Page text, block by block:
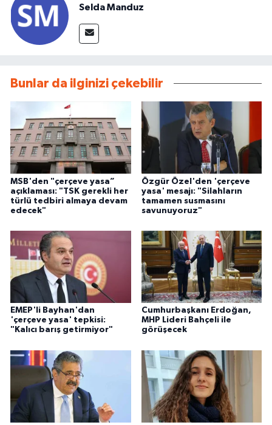
Selda Manduz
Bunlar da ilginizi çekebilir
MSB'den "çerçeve yasa”
açıklaması: "TSK gerekli her
türlü tedbiri almaya devam
edecek"
Özgür Özel'den 'çerçeve
yasa' mesajı: "Silahların
tamamen susmasını
savunuyoruz"
EMEP'li Bayhan'dan
'çerçeve yasa' tepkisi:
"Kalıcı barış getirmiyor"
Cumhurbaşkanı Erdoğan,
MHP Lideri Bahçeli ile
görüşecek